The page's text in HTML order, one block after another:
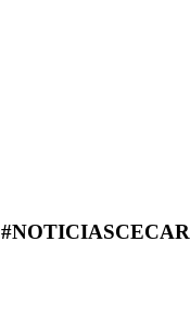
#NOTICIASCECAR